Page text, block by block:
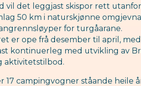
vil det leggjast skispor rett
50 km i naturskjønne
for turgåarane.
er ope frå desember til april,
kontinuerleg med utvikling av
aktivitetstilbod.
17 campingvogner ståande